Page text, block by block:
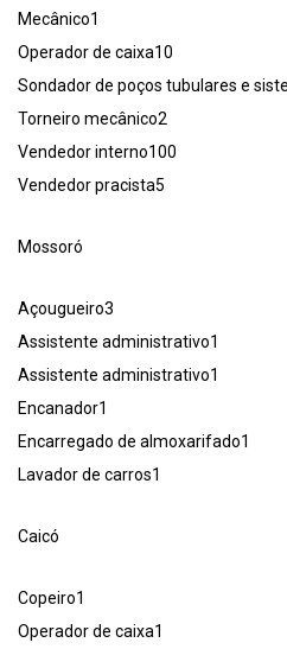
Mecânico1
Operador de caixa10
Sondador de poços tubulares e
Torneiro mecânico2
Vendedor interno100
Vendedor pracista5
Mossoró
Açougueiro3
Assistente administrativo1
Assistente administrativo1
Encanador1
Encarregado de almoxarifado1
Lavador de carros1
Caicó
Copeiro1
Operador de caixa1